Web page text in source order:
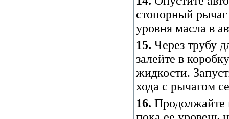
стопорный
уровня масла в
15. Через трубу
залейте в
жидкости.
хода с рычагом
16. Продолжайте